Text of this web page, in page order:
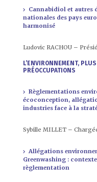
Cannabidiol et autres
nationales des pays
harmonisé
Ludovic RACHOU –
L’ENVIRONNEMENT,
Règlementations
écoconception,
industries face à la
Sybille MILLET –
Allégations
Greenwashing :
règlementation